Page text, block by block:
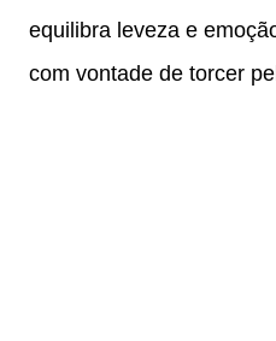
equilibra leveza e
com vontade de torcer